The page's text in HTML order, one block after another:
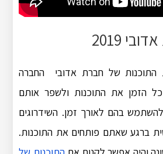
2019
של חברת אדובי החברה
הזמן את התוכנות ולשפר אותם
בהם לאורך זמן. השידרוגים
ברגע שאתם פותחים את התוכנות.